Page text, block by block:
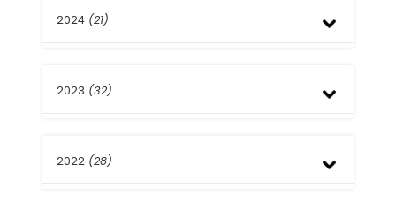
Noviembre
Agosto
Mayo
2024 (21)
Noviembre
Julio
2023 (32)
Noviembre
2022 (28)